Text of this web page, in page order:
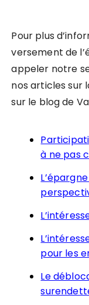
Pour plus
versement de
appeler notre
nos articles sur
sur le blog de
à ne pas
pour les
Le